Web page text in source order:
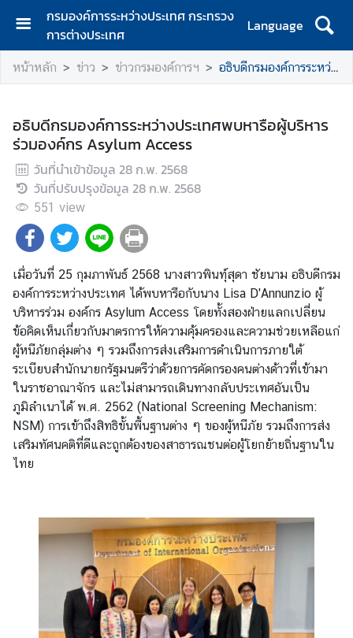
กรมองค์การระหว่างประเทศ กระทรวง
การต่างประเทศ
Language
ห
น้
ลั
ก
เ
กี่
ย
ว
กั
บ
ก
ร
ม
ส
ห
ป
ร
ช
า
ติ
หน้าหลัก ข่าว ข่าวกรมองค์การฯ อธิบดีกรมองค์การระหว่างประเทศพบหารือผู้บริหารร่วมองค์กร Asylum Access
อธิบดีกรมองค์การระหว่างประเทศพบหารือผู้บริหาร
ร่วมองค์กร Asylum Access
วันที่นำเข้าข้อมูล 28 ก.พ. 2568
วันที่ปรับปรุงข้อมูล 28 ก.พ. 2568
551 view
เมื่อวันที่ 25 กุมภาพันธ์ 2568 นางสาวพินทุ์สุดา ชัยนาม อธิบดีกรม
องค์การระหว่างประเทศ ได้พบหารือกับนาง Lisa D'Annunzio ผู้
บริหารร่วม องค์กร Asylum Access โดยทั้งสองฝ่ายแลกเปลี่ยน
ข้อคิดเห็นเกี่ยวกับมาตรการให้ความคุ้มครองและความช่วยเหลือแก่
ผู้หนีภัยกลุ่มต่าง ๆ รวมถึงการส่งเสริมการดำเนินการภายใต้
ระเบียบสำนักนายกรัฐมนตรีว่าด้วยการคัดกรองคนต่างด้าวที่เข้ามา
ในราชอาณาจักร และไม่สามารถเดินทางกลับประเทศอันเป็น
ภูมิลำเนาได้ พ.ศ. 2562 (National Screening Mechanism:
NSM) การเข้าถึงสิทธิขั้นพื้นฐานต่าง ๆ ของผู้หนีภัย รวมถึงการส่ง
เสริมทัศนคติที่ดีและถูกต้องของสาธารณชนต่อผู้โยกย้ายถิ่นฐานใน
ไทย